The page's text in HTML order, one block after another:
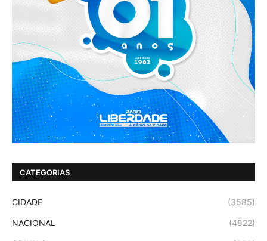
CATEGORIAS
CIDADE (3585)
NACIONAL (4822)